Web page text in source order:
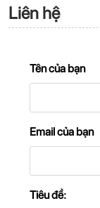
Liên hệ
Tên của bạn
Email của bạn
Tiêu đề: